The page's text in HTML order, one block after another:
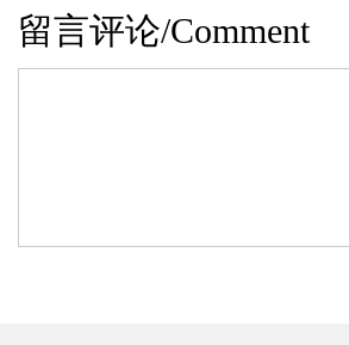
留言评论/Comment